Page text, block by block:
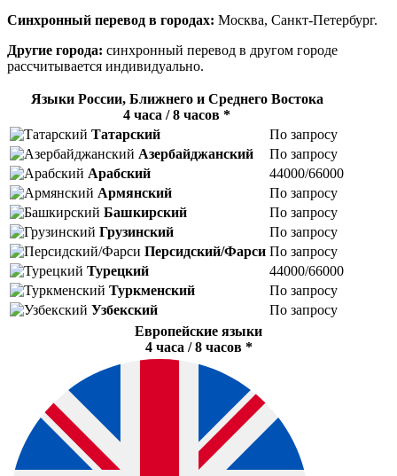
Синхронный перевод в городах: Москва, Санкт-Петербург.
Другие города: синхронный перевод в другом городе
рассчитывается индивидуально.
Языки России, Ближнего и Среднего Востока
4 часа / 8 часов *
Татарский
По запросу
Азербайджанский
По запросу
Арабский
44000/66000
Армянский
По запросу
Башкирский
По запросу
Грузинский
По запросу
Персидский/Фарси По запросу
Турецкий
44000/66000
Туркменский
По запросу
Узбекский
По запросу
Европейские языки
4 часа / 8 часов *